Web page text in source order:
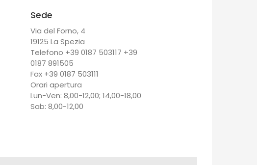
Sede
Via del Forno, 4
19125 La Spezia
Telefono +39 0187 503117 +39
0187 891505
Fax +39 0187 503111
Orari apertura
Lun-Ven: 8,00-12,00; 14,00-18,00
Sab: 8,00-12,00